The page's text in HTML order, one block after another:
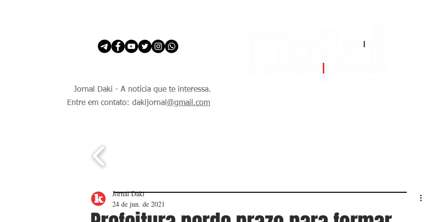
Jornal Daki - A notícia que te interessa.
Entre em contato: dakijornal @gmail.com
Jornal Daki
24 de jun. de 2021